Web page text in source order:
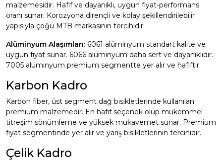
malzemesidir. Hafif ve dayanıklı, uygun fiyat-performans
oranı sunar. Korozyona dirençli ve kolay şekillendirilebilir
yapısıyla çoğu MTB markasının tercihidir.
Alüminyum Alaşımları: 6061 alüminyum standart kalite ve
uygun fiyat sunar. 6066 alüminyum daha sert ve dayanıklıdır.
7005 alüminyum premium segmentte yer alır ve hafiftir.
Karbon Kadro
Karbon fiber, üst segment dağ bisikletlerinde kullanılan
premium malzemedir. En hafif seçenek olup mükemmel
titreşim sönümleme ve yüksek mukavemet sunar. Premium
fiyat segmentinde yer alır ve yarış bisikletlerinin tercihidir.
Çelik Kadro